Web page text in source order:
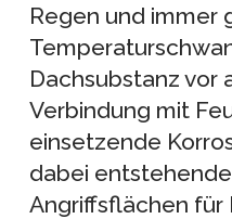
Regen und immer
Dachsubstanz vor
Verbindung mit
einsetzende
dabei
Angriffsflächen für